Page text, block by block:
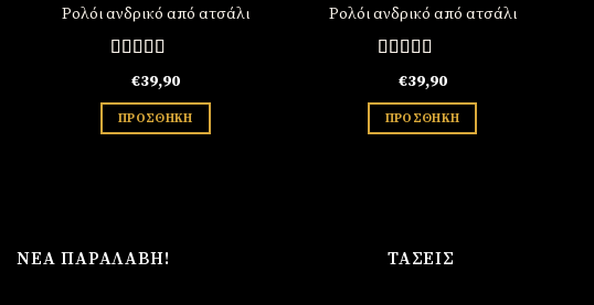
Ρολόι ανδρικό από ατσάλι
Βαθμολογήθηκε
με5.00από
5
€39,90
ΠΡΟΣΘΉΚΗ
Ρολόι ανδρικό από ατσάλι
Βαθμολογήθηκε
με5.00από
5
€39,90
ΠΡΟΣΘΉΚΗ
ΝΈΑ ΠΑΡΑΛΑΒΉ! ΤΆΣΕΙΣ